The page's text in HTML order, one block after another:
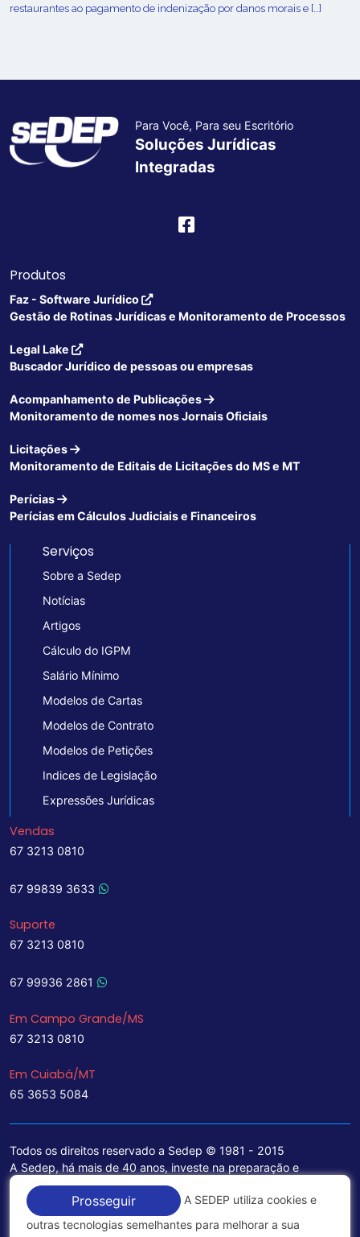
restaurantes ao pagamento de indenização por danos morais e […]
Para Você, Para seu Escritório
Soluções Jurídicas
Integradas
Produtos
Faz - Software Jurídico
Gestão de Rotinas Jurídicas e Monitoramento de Processos
Legal Lake
Buscador Jurídico de pessoas ou empresas
Acompanhamento de Publicações
Monitoramento de nomes nos Jornais Oficiais
Licitações
Monitoramento de Editais de Licitações do MS e MT
Perícias
Perícias em Cálculos Judiciais e Financeiros
Serviços
Sobre a Sedep
Notícias
Artigos
Cálculo do IGPM
Salário Mínimo
Modelos de Cartas
Modelos de Contrato
Modelos de Petições
Indices de Legislação
Expressões Jurídicas
Vendas
67 3213 0810
67 99839 3633
Suporte
67 3213 0810
67 99936 2861
Em Campo Grande/MS
67 3213 0810
Em Cuiabá/MT
65 3653 5084
Todos os direitos reservado a Sedep © 1981 - 2015
A Sedep, há mais de 40 anos, investe na preparação e
treinamento de funcionários e na aquisição de tecnologia de
ponta para a ampliação de seu portfólio de serviços voltados
para a área jurídica, que contemplam informações seguras e
Prosseguir
A SEDEP utiliza cookies e
outras tecnologias semelhantes para melhorar a sua